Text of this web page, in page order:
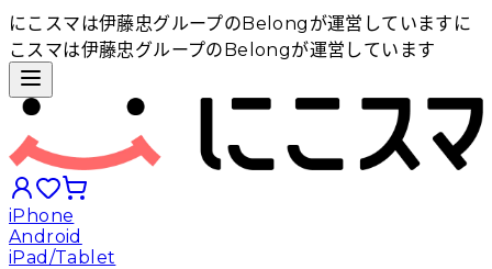
にこスマは伊藤忠グループのBelongが運営しています に
こスマは伊藤忠グループのBelongが運営しています
iPhone
Android
iPad/Tablet